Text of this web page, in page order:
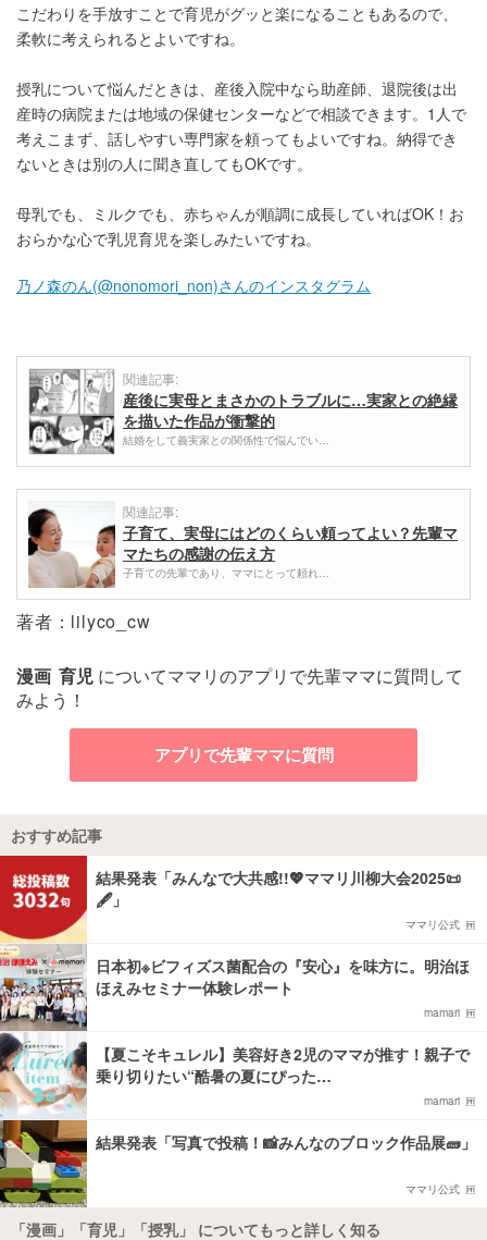
こだわりを手放すことで育児がグッと楽になることもあるので、
柔軟に考えられるとよいですね。
授乳について悩んだときは、産後入院中なら助産師、退院後は出
産時の病院または地域の保健センターなどで相談できます。1人で
考えこまず、話しやすい専門家を頼ってもよいですね。納得でき
ないときは別の人に聞き直してもOKです。
母乳でも、ミルクでも、赤ちゃんが順調に成長していればOK！お
おらかな心で乳児育児を楽しみたいですね。
乃ノ森のん(@nonomori_non)さんのインスタグラム
関連記事:
産後に実母とまさかのトラブルに…実家との絶縁
を描いた作品が衝撃的
結婚をして義実家との関係性で悩んでい…
関連記事:
子育て、実母にはどのくらい頼ってよい？先輩マ
マたちの感謝の伝え方
子育ての先輩であり、ママにとって頼れ…
著者：lilyco_cw
漫画 育児 についてママリのアプリで先輩ママに質問して
みよう！
アプリで先輩ママに質問
おすすめ記事
結果発表「みんなで大共感!!💖ママリ川柳大会2025📜
🖋️」
ママリ公式
日本初※ビフィズス菌配合の『安心』を味方に。明治ほ
ほえみセミナー体験レポート
mamari
【夏こそキュレル】美容好き2児のママが推す！親子で
乗り切りたい“酷暑の夏にぴった…
mamari
結果発表「写真で投稿！📸みんなのブロック作品展🧱」
ママリ公式
「漫画」「育児」「授乳」 についてもっと詳しく知る